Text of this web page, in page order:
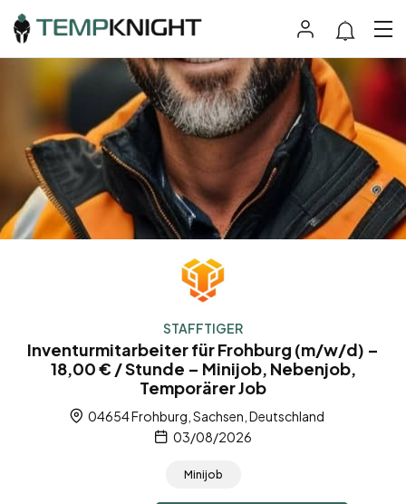
STAFFTIGER
Inventurmitarbeiter für Frohburg (m/w/d) –
18,00 € / Stunde – Minijob, Nebenjob,
Temporärer Job
04654 Frohburg, Sachsen, Deutschland
03/08/2026
Minijob